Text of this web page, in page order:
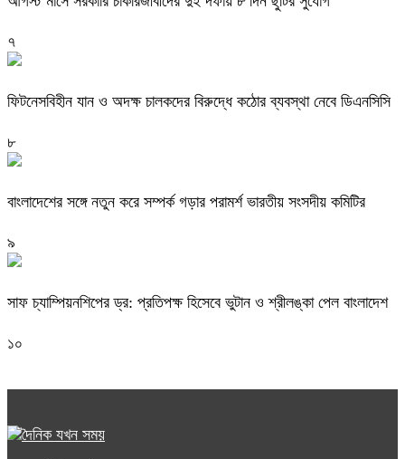
৭
ফিটনেসবিহীন যান ও অদক্ষ চালকদের বিরুদ্ধে কঠোর ব্যবস্থা নেবে ডিএনসিসি
৮
বাংলাদেশের সঙ্গে নতুন করে সম্পর্ক গড়ার পরামর্শ ভারতীয় সংসদীয় কমিটির
৯
সাফ চ্যাম্পিয়নশিপের ড্র: প্রতিপক্ষ হিসেবে ভুটান ও শ্রীলঙ্কা পেল বাংলাদেশ
১০